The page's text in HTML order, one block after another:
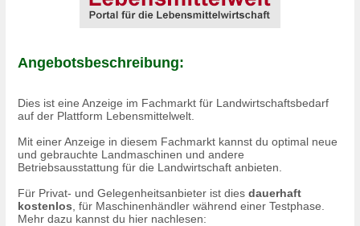
Angebotsbeschreibung:
Dies ist eine Anzeige im Fachmarkt für Landwirtschaftsbedarf
auf der Plattform Lebensmittelwelt.
Mit einer Anzeige in diesem Fachmarkt kannst du optimal neue
und gebrauchte Landmaschinen und andere
Betriebsausstattung für die Landwirtschaft anbieten.
Für Privat- und Gelegenheitsanbieter ist dies dauerhaft
kostenlos , für Maschinenhändler während einer Testphase.
Mehr dazu kannst du hier nachlesen: